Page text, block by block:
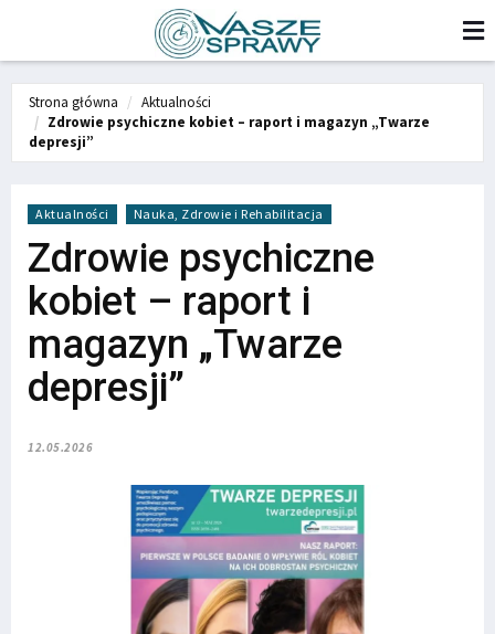
Strona główna
Aktualności
Zdrowie psychiczne kobiet – raport i magazyn „Twarze
depresji”
Aktualności Nauka, Zdrowie i Rehabilitacja
Zdrowie psychiczne
kobiet – raport i
magazyn „Twarze
depresji”
12.05.2026